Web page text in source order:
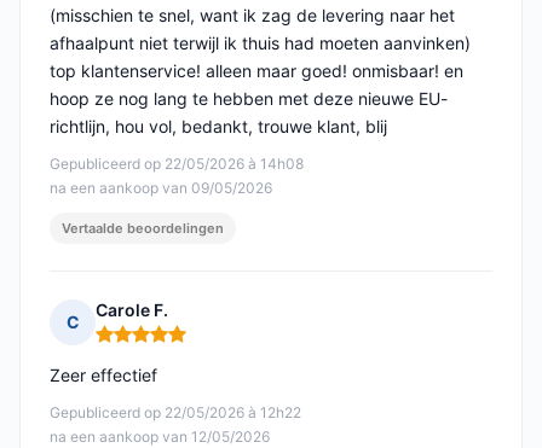
Gepubliceerd op 22/05/2026 à 14h08
na een aankoop van 09/05/2026
(misschien te snel, want ik zag de levering naar het
afhaalpunt niet terwijl ik thuis had moeten aanvinken)
top klantenservice! alleen maar goed! onmisbaar! en
hoop ze nog lang te hebben met deze nieuwe EU-
richtlijn, hou vol, bedankt, trouwe klant, blij
Vertaalde beoordelingen
C
Carole F.
Opmerking: 5 van 5
Gepubliceerd op 22/05/2026 à 12h22
na een aankoop van 12/05/2026
Zeer effectief